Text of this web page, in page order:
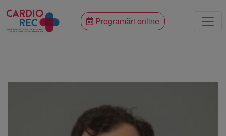
Programări online